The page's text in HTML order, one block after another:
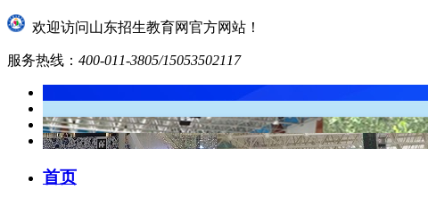
欢迎访问山东招生教育网官方网站！
服务热线： 400-011-3805/15053502117
首页